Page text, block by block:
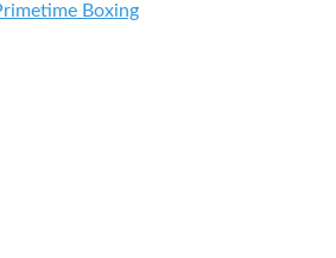
Boxing